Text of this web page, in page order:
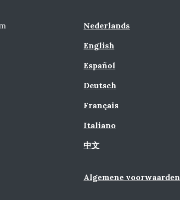
Nederlands
English
Español
Deutsch
Français
Italiano
中文
Algemene voorwaarden